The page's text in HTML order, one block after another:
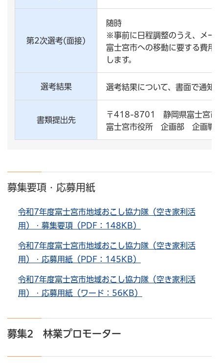
第2次選考(面接)
随時
※事前に日程調整のうえ、メー
富士宮市への移動に要する費
します。
選考結果 選考結果について、書面で通知
書類提出先
〒418-8701 静岡県富士宮市
富士宮市役所 企画部 企画戦
募集要項・応募用紙
令和7年度富士宮市地域おこし協力隊 （空き家利活
用）
・募集要項（PDF：148KB）
令和7年度富士宮市地域おこし協力隊 （空き家利活
用）
・応募用紙（PDF：145KB）
令和7年度富士宮市地域おこし協力隊（空き家利活
用）・応募用紙（ワード：56KB）
募集2 林業プロモーター